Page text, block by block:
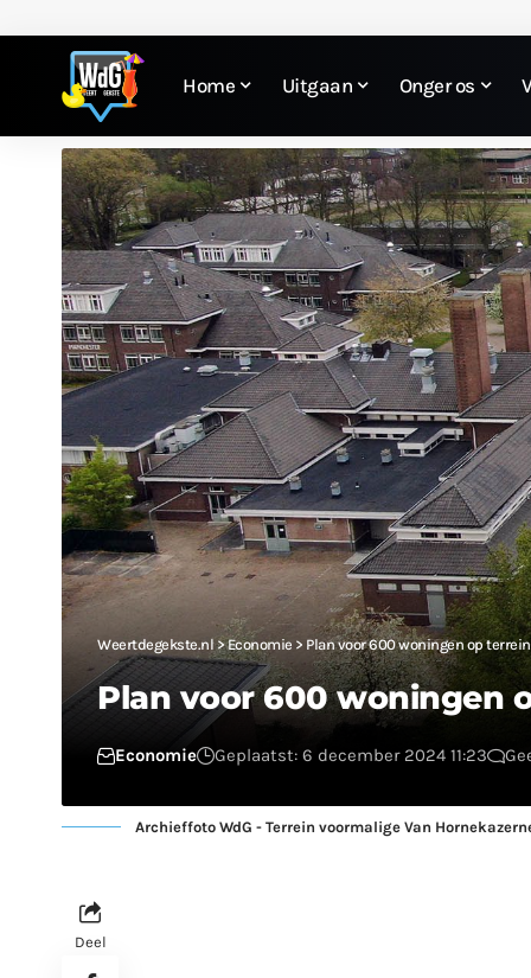
Home Uitgaan Onger os
Weertdegekste.nl>Economie > Plan voor 600 woningen op
Plan voor 600 woningen
Economie Geplaatst: 6 december 2024 11:23
Archieffoto WdG - Terrein voormalige Van
Deel